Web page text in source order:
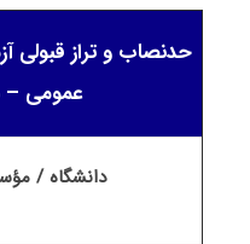
حدنصاب و تراز قبولی
عمومی –
دانشگاه /